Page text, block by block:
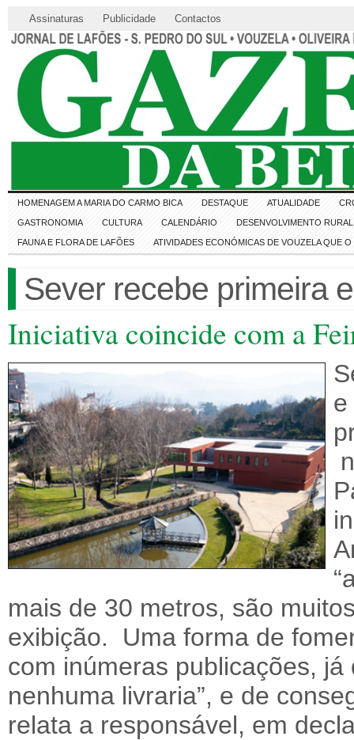
Assinaturas Publicidade Contactos
HOMENAGEM A MARIA DO CARMO BICA DESTAQUE ATUALIDADE
GASTRONOMIA CULTURA CALENDÁRIO DESENVOLVIMENTO RURAL
FAUNA E FLORA DE LAFÕES ATIVIDADES ECONÓMICAS DE VOUZELA QUE
Sever recebe primeira
Iniciativa coincide com a
e
mais de 30 metros, são
exibição. Uma forma de
com inúmeras publicações,
nenhuma livraria”, e de
relata a responsável, em